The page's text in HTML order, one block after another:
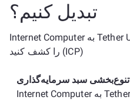
تبدیل کنیم؟
مزایای تبدیل Tether USD (USDT) ETH به Internet Computer
(ICP) را کشف کنید
تنوع‌بخشی سبد سرمایه‌گذاری
تبدیل Tether USD (USDT) ETH به Internet Computer